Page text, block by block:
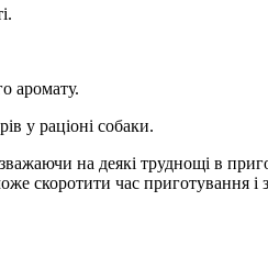
аромату.
у раціоні собаки.
на деякі труднощі в
скоротити час приготування і